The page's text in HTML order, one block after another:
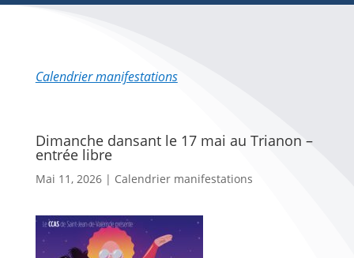
Calendrier manifestations
Dimanche dansant le 17 mai au Trianon –
entrée libre
Mai 11, 2026| Calendrier manifestations